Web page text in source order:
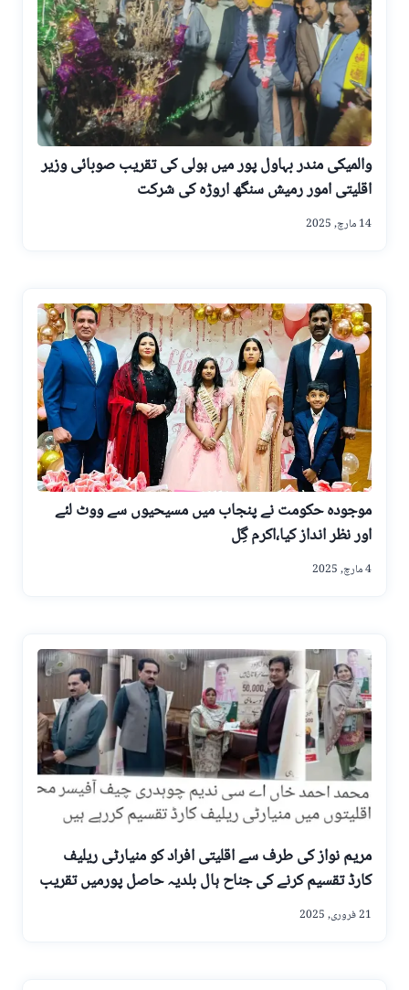
والمیکی مندر بہاول پور میں ہولی کی تقریب صوبائی وزیر
اقلیتی امور رمیش سنگھ اروڑہ کی شرکت
14 مارچ, 2025
موجودہ حکومت نے پنجاب میں مسیحیوں سے ووٹ لئے
اور نظر انداز کیا،اکرم گِل
4 مارچ, 2025
مریم نواز کی طرف سے اقلیتی افراد کو منیارٹی ریلیف
کارڈ تقسیم کرنے کی جناح ہال بلدیہ حاصل پورمیں تقریب
21 فروری, 2025